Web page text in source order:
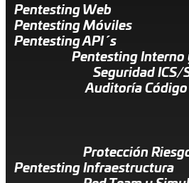
Pentesting Web
Pentesting Móviles
Pentesting API´s
Pentesting Interno
Seguridad ICS/
Auditoría
Protección
Pentesting Infraestructura